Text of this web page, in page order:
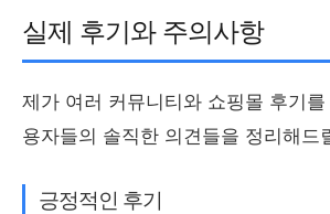
실제 후기와 주의사항
제가 여러 커뮤니티와 쇼핑몰 후기
용자들의 솔직한 의견들을 정리해드
긍정적인 후기